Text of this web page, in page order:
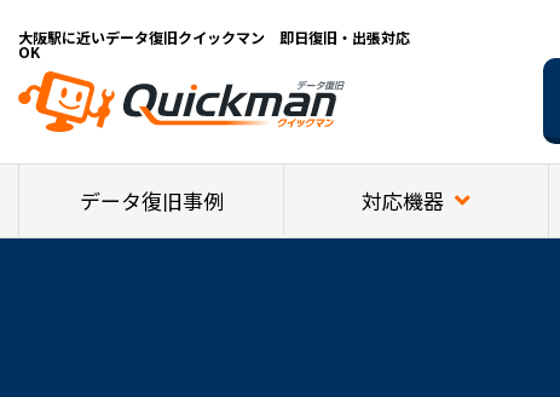
大阪駅に近いデータ復旧クイックマン 即日復旧・出張対応
OK
データ復旧事例 対応機器